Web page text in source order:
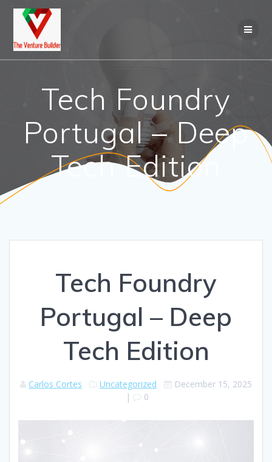
Tech Foundry
Portugal – Deep
Tech Edition
Tech Foundry
Portugal – Deep
Tech Edition
Carlos Cortes Uncategorized
December 15, 2025
|
0